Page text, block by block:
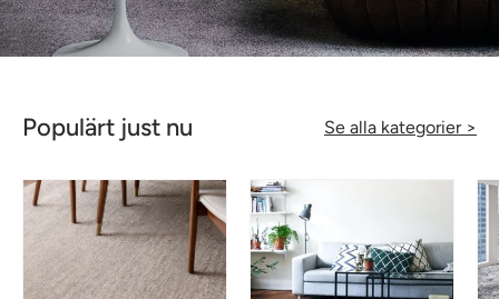
Populärt just nu Se alla kategorier >